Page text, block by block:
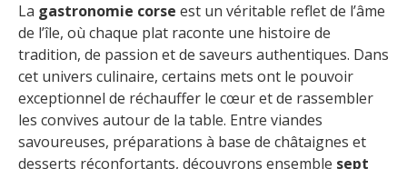
La gastronomie corse est un véritable reflet de l’âme
de l’île, où chaque plat raconte une histoire de
tradition, de passion et de saveurs authentiques. Dans
cet univers culinaire, certains mets ont le pouvoir
exceptionnel de réchauffer le cœur et de rassembler
les convives autour de la table. Entre viandes
savoureuses, préparations à base de châtaignes et
desserts réconfortants, découvrons ensemble sept